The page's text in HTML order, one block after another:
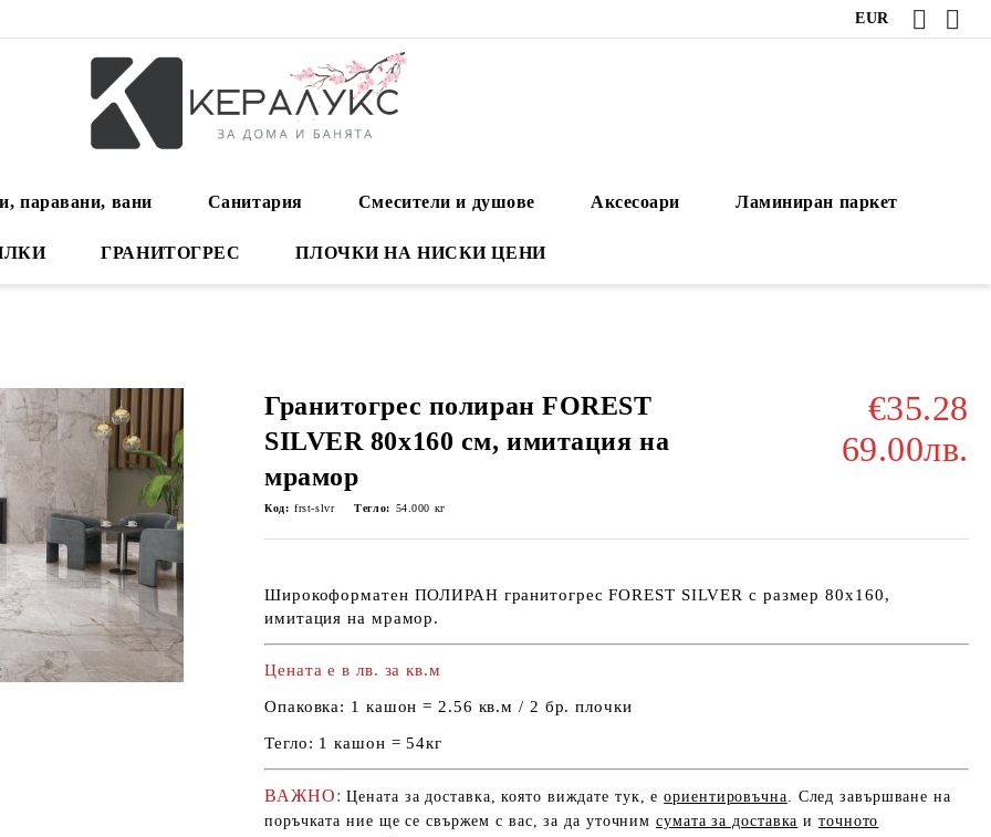
EUR
паравани, вани Санитария Смесители и душове Аксесоари Ламиниран паркет
ГРАНИТОГРЕС ПЛОЧКИ НА НИСКИ ЦЕНИ
Гранитогрес полиран FOREST
SILVER 80x160 см, имитация на
мрамор
€35.28
69.00лв.
Код: frst-slvr Тегло: 54.000 кг
Широкоформатен ПОЛИРАН гранитогрес FOREST SILVER с размер 80х160,
имитация на мрамор.
Цената е в лв. за кв.м
Опаковка: 1 кашон = 2.56 кв.м / 2 бр. плочки
Тегло: 1 кашон = 54кг
ВАЖНО: Цената за доставка, която виждате тук, еориентировъчна. След завършване на
поръчката ние ще се свържем с вас, за да уточнимсумата за доставка иточното